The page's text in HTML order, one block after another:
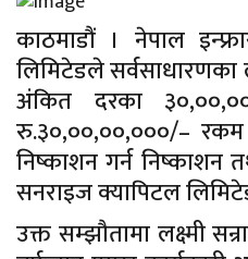
काठमाडौं । नेपाल
लिमिटेडले सर्वसाधारणका
अंकित दरका
रु.३०,००,००,०००/–
निष्काशन गर्न निष्काशन
सनराइज क्यापिटल
उक्त सम्झौतामा लक्ष्मी